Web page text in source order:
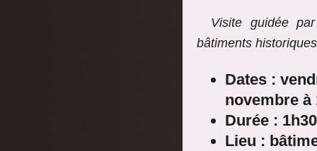
Visite guidée
bâtiments historiques
Dates :
novembre à
Durée : 1h30
Lieu :